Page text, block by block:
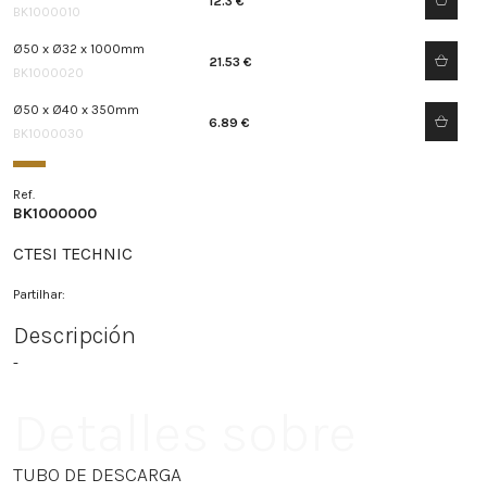
BK1000010
Ø50 x Ø32 x 1000mm
BK1000020
21.53 €
Ø50 x Ø40 x 350mm
BK1000030
6.89 €
Ref.
BK1000000
CTESI TECHNIC
Partilhar:
Descripción
-
TUBO DE DESCARGA